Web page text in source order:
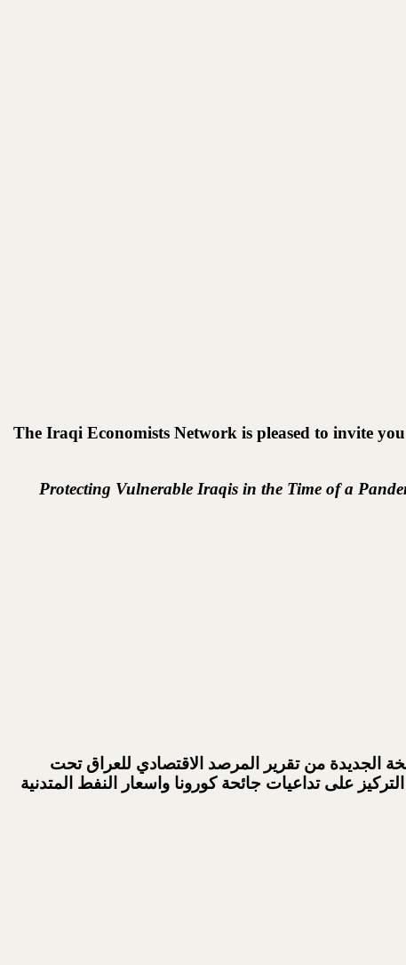
The Iraqi Economists Network is pleased to invite
Protecting Vulnerable Iraqis in the Time of a
الجديدة من تقرير المرصد الاقتصادي للعراق تحت
على تداعيات جائحة كورونا واسعار النفط المتدنية